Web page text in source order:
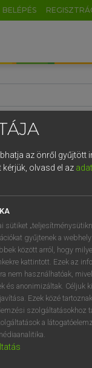
BELÉPÉS
KERESÉS
szótár
alak
szótárainkban
az önről gyűjtött
olvasd el az
sütiket
gyűjtenek a
között arról, hogy
kattintott. Ezek az
nem használhatóak,
és anonimizáltak. Céljuk
Ezek közé
szolgáltatásokhoz
a
8 9 ö
, . -